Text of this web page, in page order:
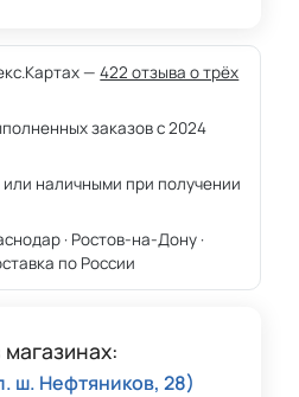
—422 отзыва о трёх
заказов с 2024
наличными при получении
· Ростов-на-Дону ·
по России
ш. Нефтяников, 28)